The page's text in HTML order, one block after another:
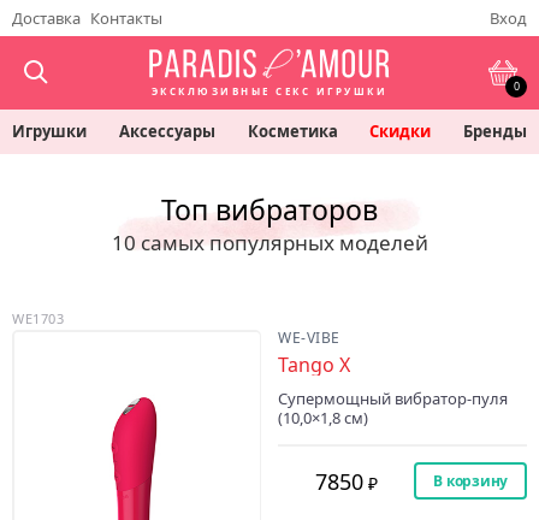
Доставка Контакты Вход
ЭКСКЛЮЗИВНЫЕ СЕКС ИГРУШКИ 0
Игрушки Аксессуары Косметика Скидки Бренды
Топ вибраторов
10 самых популярных моделей
WE-VIBE
Tango X
Супермощный вибратор-пуля
(10,0×1,8 см)
WE1703
7850 В корзину